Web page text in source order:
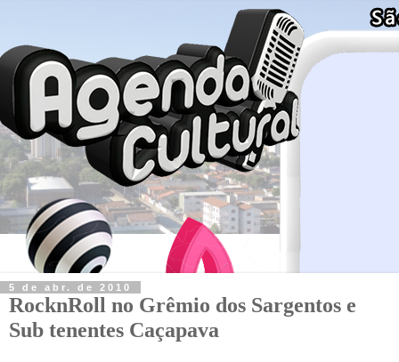
5 de abr. de 2010
RocknRoll no Grêmio dos Sargentos e
Sub tenentes Caçapava